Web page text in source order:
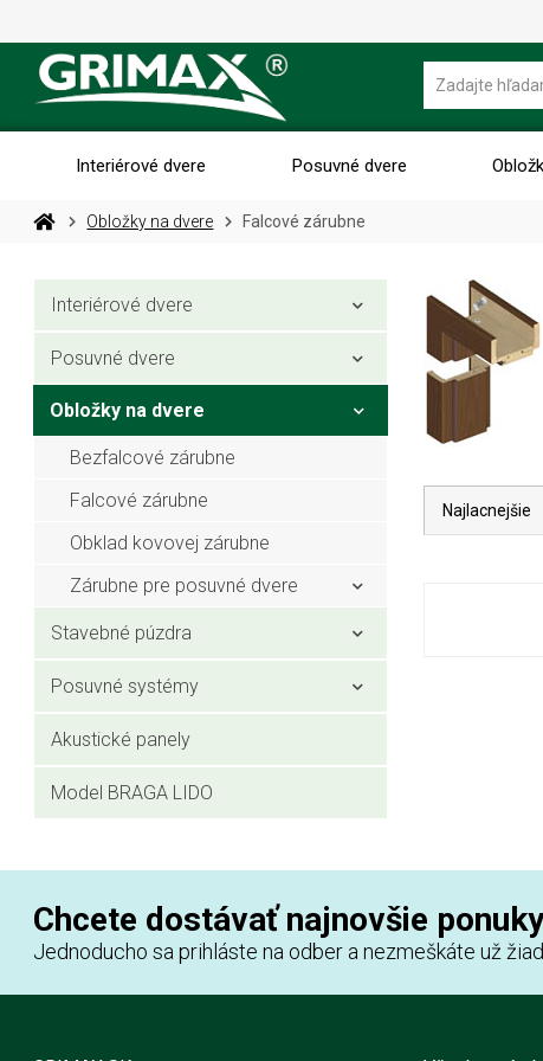
Interiérové dvere Posuvné dvere
Obložky na dvere Falcové zárubne
Interiérové dvere
Posuvné dvere
Obložky na dvere
Bezfalcové zárubne
Falcové zárubne
Obklad kovovej zárubne
Zárubne pre posuvné dvere
Stavebné púzdra
Posuvné systémy
Akustické panely
Model BRAGA LIDO
Najlacnejšie
Chcete dostávať najnovšie
Jednoducho sa prihláste na odber a nezmeškáte už